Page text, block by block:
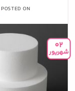
POSTED ON
02
شهریور